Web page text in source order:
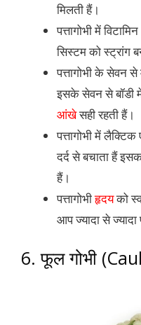
मिलती हैं।
पत्तागोभी में
सिस्टम को स्ट्रांग
पत्तागोभी के सेवन से
इसके सेवन से बॉडी
आंखेसही रहती हैं।
पत्तागोभी में लैक्टिक
दर्द से बचाता हैं
हैं।
पत्तागोभीहृदयको
आप ज्यादा से ज्यादा
6. फूल गोभी